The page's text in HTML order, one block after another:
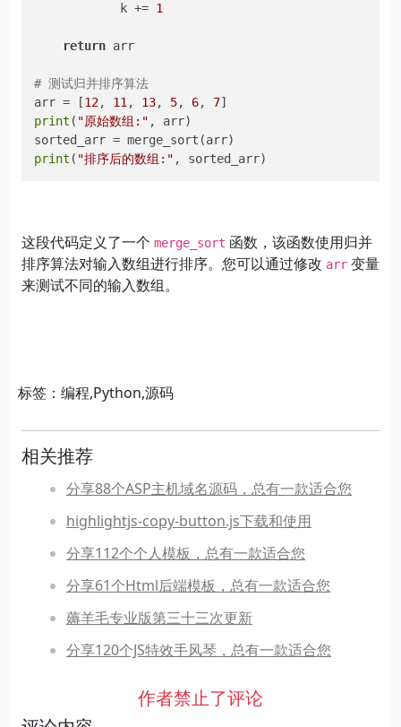
            k +=
1
return arr
# 测试归并排序算法
arr = [12, 11 , 13, 5, 6, 7
print ( "原始数组:" , arr)
print ( "排序后的数组:"
这段代码定义了一个 merge_sort 函数，该函数使用归并
排序算法对输入数组进行排序。您可以通过修改 arr 变量
来测试不同的输入数组。
标签：编程,Python,源码
相关推荐
分享88个ASP主机域名源码，总有一款适合您
highlightjs-copy-button.js下载和使用
分享112个个人模板，总有一款适合您
分享61个Html后端模板，总有一款适合您
薅羊毛专业版第三十三次更新
分享120个JS特效手风琴，总有一款适合您
作者禁止了评论